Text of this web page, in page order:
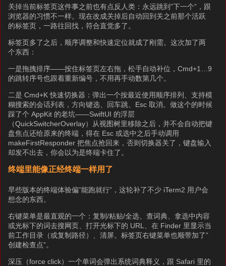
关掉当前标签页这件事之前也有点反人类：永远跳到”下一个”，跟
浏览器的习惯不一样。现在改成关掉后自动回到关之前那个活跃
的标签页，一路往回找，符合直觉多了。
标签页多了之后，顺序调整和快速定位就成了刚需。这次加了两
个东西：
一是拖拽排序——按住标签页左右拖，松手自动补位，Cmd+1…9
的跳转序号也跟着重新编号，不用再手动数第几个。
二是 Cmd+K 快速切换器：弹出一个按最近使用顺序排列、支持模
糊搜索的会话列表，方向键选、回车跳、Esc 取消。做这个的时候
踩了个 AppKit 的老坑——SwiftUI 的浮层
（QuickSwitcherOverlay）从视图树里移除之后，并不会自动把键
盘焦点还给原来的终端，得在 Esc 或选中之后手动调用
makeFirstResponder 把焦点抢回来，否则切换器关了，键盘输入
却发不出去，你会以为是终端卡住了。
终端里能像正经终端一样用了
早些版本的终端体验偏”能跑就行”，这轮补了不少 iTerm2 用户会
想念的东西。
右键菜单是最直观的一个：复制/粘贴/全选、查词典、拿选中内容
或光标下的词去搜网页、打开光标下的 URL、在 Finder 里显示当
前工作目录（或复制路径）、清屏。标签页右键菜单也顺带加了”
创建检查点”。
深压（force click）一个单词会弹出系统词典释义，跟 Safari 里的